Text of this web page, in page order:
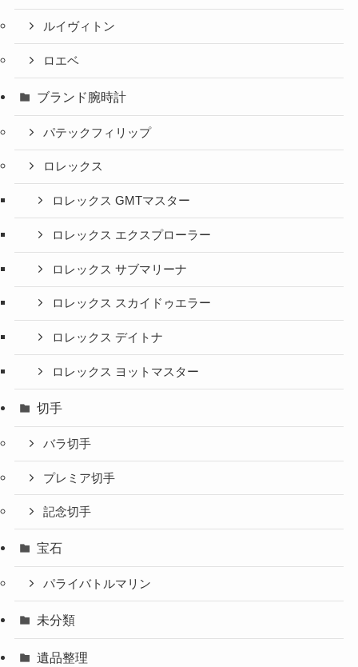
ルイヴィトン
ロエベ
ブランド腕時計
パテックフィリップ
ロレックス
ロレックス GMTマスター
ロレックス エクスプローラー
ロレックス サブマリーナ
ロレックス スカイドゥエラー
ロレックス デイトナ
ロレックス ヨットマスター
切手
バラ切手
プレミア切手
記念切手
宝石
パライバトルマリン
未分類
遺品整理